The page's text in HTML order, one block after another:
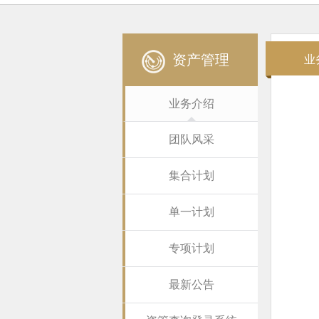
资产管理
业务介绍
团队风采
集合计划
单一计划
专项计划
最新公告
业